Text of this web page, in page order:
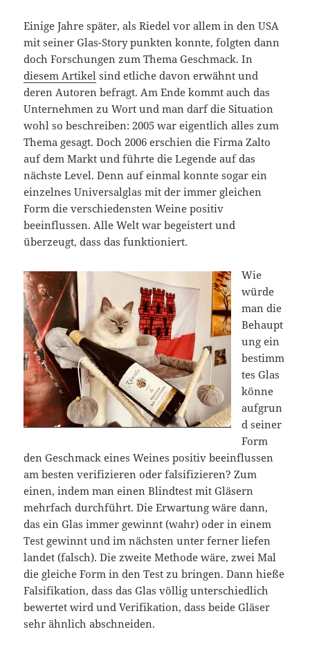
Einige Jahre später, als Riedel vor allem in den USA
mit seiner Glas-Story punkten konnte, folgten dann
doch Forschungen zum Thema Geschmack. In
diesem Artikel sind etliche davon erwähnt und
deren Autoren befragt. Am Ende kommt auch das
Unternehmen zu Wort und man darf die Situation
wohl so beschreiben: 2005 war eigentlich alles zum
Thema gesagt. Doch 2006 erschien die Firma Zalto
auf dem Markt und führte die Legende auf das
nächste Level. Denn auf einmal konnte sogar ein
einzelnes Universalglas mit der immer gleichen
Form die verschiedensten Weine positiv
beeinflussen. Alle Welt war begeistert und
überzeugt, dass das funktioniert.
Wie
würde
man die
Behaupt
ung ein
bestimm
tes Glas
könne
aufgrun
d seiner
Form
den Geschmack eines Weines positiv beeinflussen
am besten verifizieren oder falsifizieren? Zum
einen, indem man einen Blindtest mit Gläsern
mehrfach durchführt. Die Erwartung wäre dann,
das ein Glas immer gewinnt (wahr) oder in einem
Test gewinnt und im nächsten unter ferner liefen
landet (falsch). Die zweite Methode wäre, zwei Mal
die gleiche Form in den Test zu bringen. Dann hieße
Falsifikation, dass das Glas völlig unterschiedlich
bewertet wird und Verifikation, dass beide Gläser
sehr ähnlich abschneiden.